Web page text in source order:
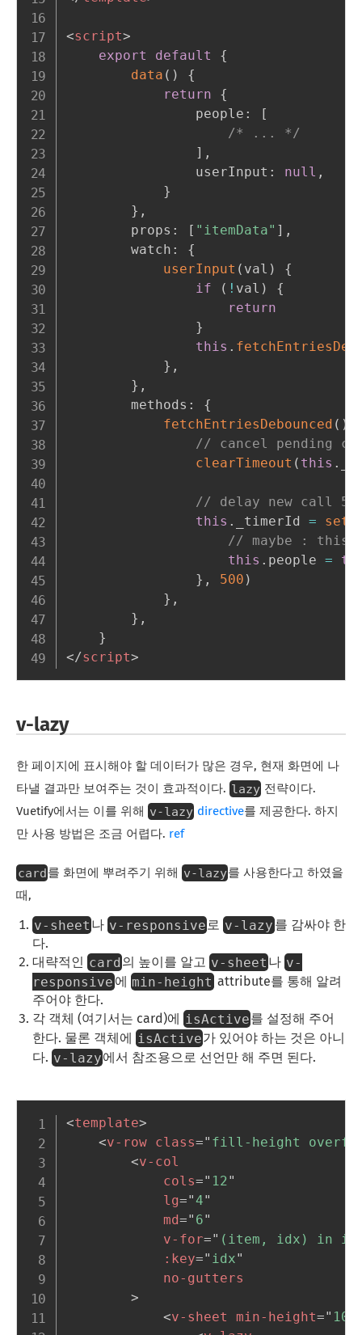
<script>
export
default
{
data ( )
{
return
{
                people
:
[
/* ... */
] ,
                userInput
: null ,
}
} ,
        props
: [ "itemData" ] ,
        watch
:
{
userInput ( val )
{
if
( ! val )
{
return
}
this .
} ,
} ,
        methods
:
{
fetchEntriesDebounced ( )
// cancel pending
clearTimeout ( this .
// delay new call
this . _timerId =
// maybe :
this . people =
} , 500 )
} ,
} ,
}
</script>
v-lazy
한 페이지에 표시해야 할 데이터가 많은 경우, 현재 화면에 나
타낼 결과만 보여주는 것이 효과적이다. lazy 전략이다.
Vuetify에서는 이를 위해
v-lazy directive를 제공한다. 하지
만 사용 방법은 조금 어렵다. ref
card 를 화면에 뿌려주기 위해 v-lazy를 사용한다고 하였을
때,
v-sheet 나 v-responsive로 v-lazy 를 감싸야 한
다.
대략적인 card 의 높이를 알고 v-sheet 나 v-
responsive 에 min-height attribute를 통해 알려
주어야 한다.
각 객체 (여기서는 card)에
isActive를 설정해 주어
한다. 물론 객체에
isActive가 있어야 하는 것은 아니
다. v-lazy에서 참조용으로 선언만 해 주면 된다.
<template>
<v-row class=" fill-height
<v-col
cols=" 12"
lg="4"
md=" 6"
v-for=" (item, idx) in
:key=" idx"
no-gutters
>
<v-sheet min-height=" 100